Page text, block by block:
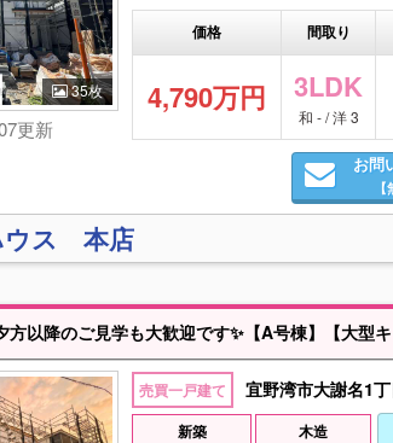
35枚
更新
価格 間取り
4,790万円 3LDK
和 - / 洋 3
お問
ウス 本店
】＋【お引越し０円】＋【FP1級資格者による無料購入相談】✨提携ローン✨オリコン顧客満足度調査 住宅ローン「金利」「団体信用保険」部門１位の「auじぶん銀行」の対面紹介が可能です！※県内銀行、ネット銀行含め、ベストなローンをご案内します✨営業拠点✨北部～南部まで沖縄県
売買一戸建て 宜野湾市大謝名1丁
新築 木造